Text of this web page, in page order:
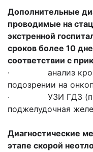
Дополнительные
проводимые на
экстренной
сроков более 10
соответствии с
· анализ крови
подозрении на
· УЗИ ГДЗ
поджелудочная
Диагностические
этапе скорой